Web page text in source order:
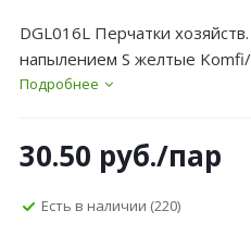
DGL016L Перчатки
напылением S желтые
Подробнее
30.50 руб./пар
Есть в наличии (220)